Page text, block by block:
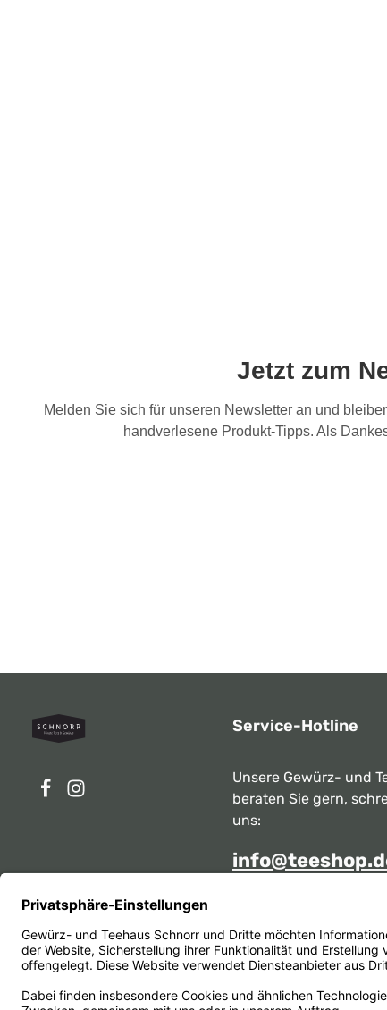
Jetzt zum
Melden Sie sich für unseren Newsletter an und
handverlesene Produkt-Tipps. Als
Service-Hotline
Unsere Gewürz- und
beraten Sie gern,
uns:
Mo - Sa zwischen
unter: